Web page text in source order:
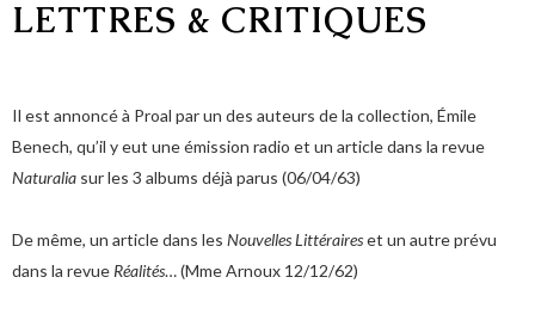
LETTRES & CRITIQUES
Il est annoncé à Proal par un des auteurs de la collection, Émile
Benech, qu’il y eut une émission radio et un article dans la revue
Naturalia sur les 3 albums déjà parus (06/04/63)
De même, un article dans les NouvellesLittéraireset un autre prévu
dans la revue Réalités… (Mme Arnoux 12/12/62)